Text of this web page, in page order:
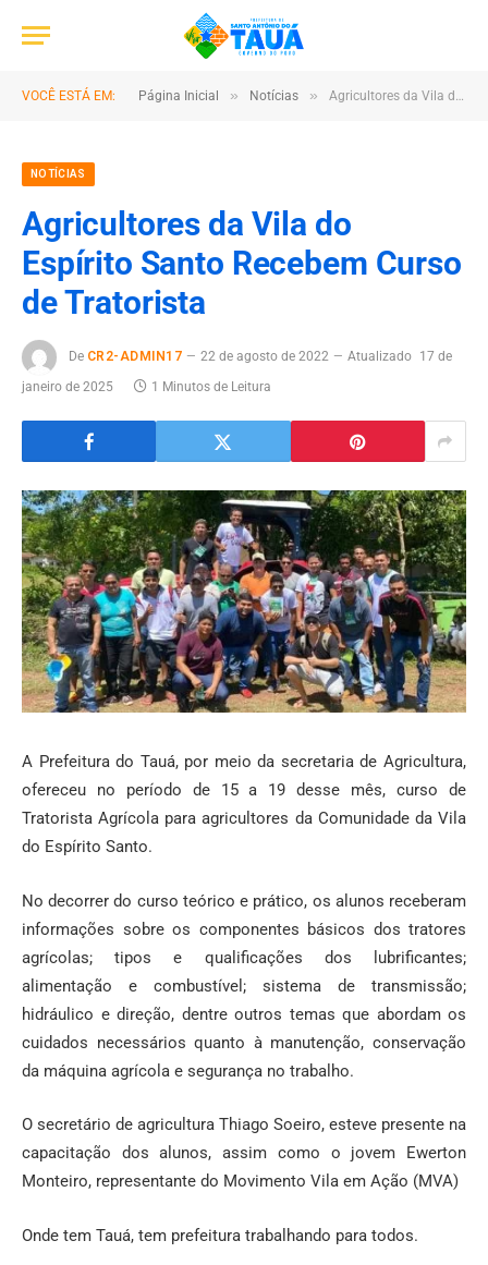
VOCÊ ESTÁ EM: Página Inicial » Notícias » Agricultores da Vila do Espírito Santo Recebem Curso de Tratorista
NOTÍCIAS
Agricultores da Vila do
Espírito Santo Recebem Curso
de Tratorista
De CR2-ADMIN17 22 de agosto de 2022 Atualizado 17 de
janeiro de 2025
1 Minutos de Leitura
A Prefeitura do Tauá, por meio da secretaria de Agricultura,
ofereceu no período de 15 a 19 desse mês, curso de
Tratorista Agrícola para agricultores da Comunidade da Vila
do Espírito Santo.
No decorrer do curso teórico e prático, os alunos receberam
informações sobre os componentes básicos dos tratores
agrícolas; tipos e qualificações dos lubrificantes;
alimentação e combustível; sistema de transmissão;
hidráulico e direção, dentre outros temas que abordam os
cuidados necessários quanto à manutenção, conservação
da máquina agrícola e segurança no trabalho.
O secretário de agricultura Thiago Soeiro, esteve presente na
capacitação dos alunos, assim como o jovem Ewerton
Monteiro, representante do Movimento Vila em Ação (MVA)
Onde tem Tauá, tem prefeitura trabalhando para todos.